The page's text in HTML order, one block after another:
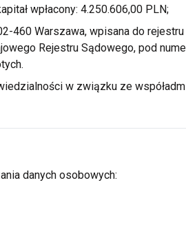
wpłacony: 4.250.606,00 PLN;
460 Warszawa, wpisana do
Rejestru Sądowego, pod
w związkuze
danych osobowych: